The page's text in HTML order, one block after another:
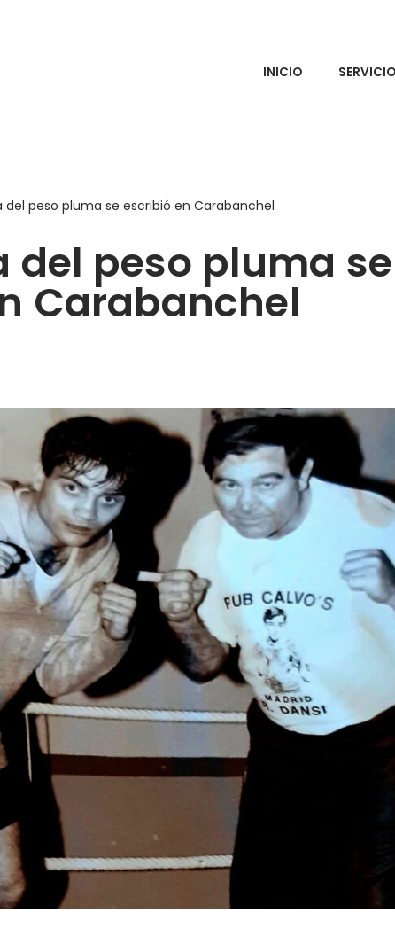
INICIO
del peso pluma se escribió en Carabanchel
del peso pluma se
Carabanchel